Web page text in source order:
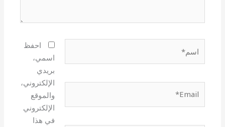
احفظ
اسمي،
بريدي
الإلكتروني،
والموقع
الإلكتروني
في هذا